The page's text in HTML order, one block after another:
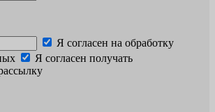
Я согласен на обработку
Я согласен получать